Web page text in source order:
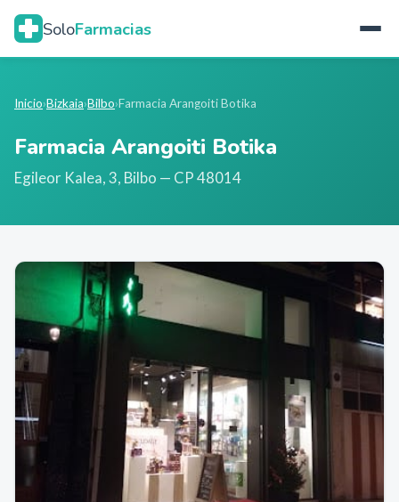
SoloFarmacias
Inicio›Bizkaia›Bilbo›Farmacia Arangoiti Botika
Farmacia Arangoiti Botika
Egileor Kalea, 3, Bilbo — CP 48014